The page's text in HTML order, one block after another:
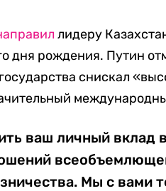
лидеру
дня рождения. Путин
снискал
ваш личный вклад
Мы с вами